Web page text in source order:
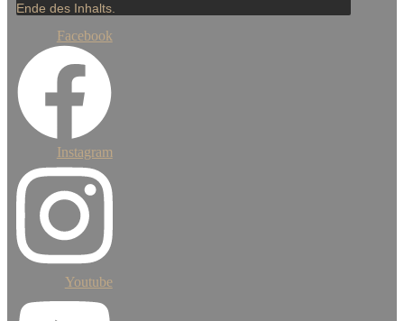
Ende des Inhalts.
Facebook
Instagram
Youtube